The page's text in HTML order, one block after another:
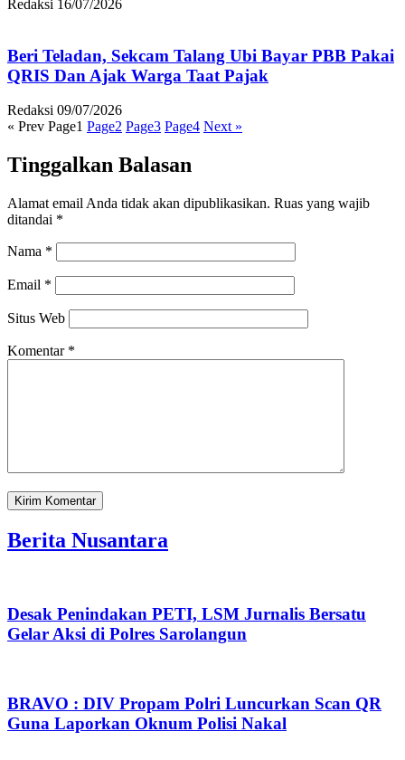
Redaksi 16/07/2026
Beri Teladan, Sekcam Talang Ubi Bayar PBB Pakai
QRIS Dan Ajak Warga Taat Pajak
Redaksi 09/07/2026
« Prev Page1 Page2 Page3 Page4 Next »
Tinggalkan Balasan
Alamat email Anda tidak akan dipublikasikan. Ruas yang wajib
ditandai *
Nama *
Email *
Situs Web
Komentar *
Berita Nusantara
Desak Penindakan PETI, LSM Jurnalis Bersatu
Gelar Aksi di Polres Sarolangun
BRAVO : DIV Propam Polri Luncurkan Scan QR
Guna Laporkan Oknum Polisi Nakal